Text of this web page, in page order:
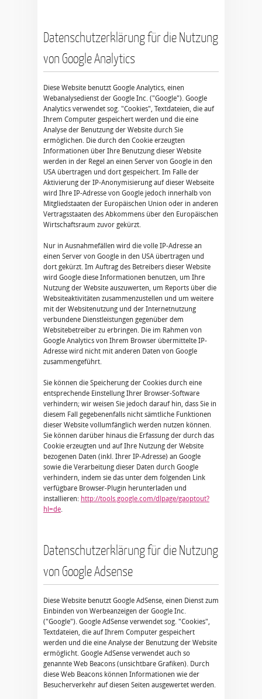
Datenschutzerklärung für die Nutzung
von Google Analytics
Diese Website benutzt Google Analytics, einen
Webanalysedienst der Google Inc. ("Google"). Google
Analytics verwendet sog. "Cookies", Textdateien, die auf
Ihrem Computer gespeichert werden und die eine
Analyse der Benutzung der Website durch Sie
ermöglichen. Die durch den Cookie erzeugten
Informationen über Ihre Benutzung dieser Website
werden in der Regel an einen Server von Google in den
USA übertragen und dort gespeichert. Im Falle der
Aktivierung der IP-Anonymisierung auf dieser Webseite
wird Ihre IP-Adresse von Google jedoch innerhalb von
Mitgliedstaaten der Europäischen Union oder in anderen
Vertragsstaaten des Abkommens über den Europäischen
Wirtschaftsraum zuvor gekürzt.
Nur in Ausnahmefällen wird die volle IP-Adresse an
einen Server von Google in den USA übertragen und
dort gekürzt. Im Auftrag des Betreibers dieser Website
wird Google diese Informationen benutzen, um Ihre
Nutzung der Website auszuwerten, um Reports über die
Websiteaktivitäten zusammenzustellen und um weitere
mit der Websitenutzung und der Internetnutzung
verbundene Dienstleistungen gegenüber dem
Websitebetreiber zu erbringen. Die im Rahmen von
Google Analytics von Ihrem Browser übermittelte IP-
Adresse wird nicht mit anderen Daten von Google
zusammengeführt.
Sie können die Speicherung der Cookies durch eine
entsprechende Einstellung Ihrer Browser-Software
verhindern; wir weisen Sie jedoch darauf hin, dass Sie in
diesem Fall gegebenenfalls nicht sämtliche Funktionen
dieser Website vollumfänglich werden nutzen können.
Sie können darüber hinaus die Erfassung der durch das
Cookie erzeugten und auf Ihre Nutzung der Website
bezogenen Daten (inkl. Ihrer IP-Adresse) an Google
sowie die Verarbeitung dieser Daten durch Google
verhindern, indem sie das unter dem folgenden Link
verfügbare Browser-Plugin herunterladen und
installieren: http://tools.google.com/dlpage/gaoptout?
hl=de.
Datenschutzerklärung für die Nutzung
von Google Adsense
Diese Website benutzt Google AdSense, einen Dienst zum
Einbinden von Werbeanzeigen der Google Inc.
("Google"). Google AdSense verwendet sog. "Cookies",
Textdateien, die auf Ihrem Computer gespeichert
werden und die eine Analyse der Benutzung der Website
ermöglicht. Google AdSense verwendet auch so
genannte Web Beacons (unsichtbare Grafiken). Durch
diese Web Beacons können Informationen wie der
Besucherverkehr auf diesen Seiten ausgewertet werden.